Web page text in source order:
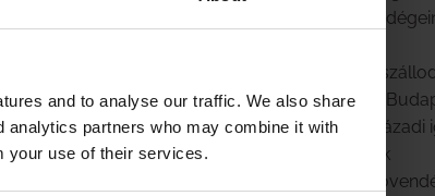
and to analyse our traffic. We also share
analytics partners who may combine it with
your use of their services.
technológiai megoldások, valamint a
filozófiával jellemezhető küldetésünket a
és különleges hangulatának,
valamint a vendégek egyéni, 21. századi
hagyományos vendégszeretetének
tudjuk valóra váltani. Budapestre érkező